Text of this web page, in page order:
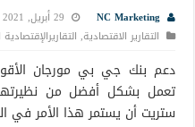
NC Marketing
29 أبريل, 2021 5:50 م
التقارير الاقتصادية,
دعم بنك جي بي مورجان
تعمل بشكل أفضل من
ستريت أن يستمر هذا الأمر في